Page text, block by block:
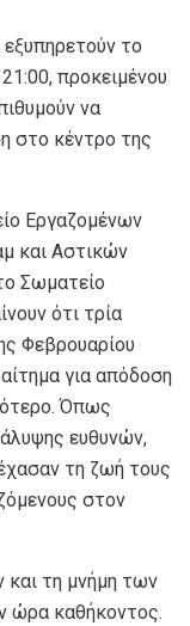
εξυπηρετούν το
προκειμένου
να
στο κέντρο της
Εργαζομένων
και Αστικών
Σωματείο
ότι τρία
Φεβρουαρίου
για απόδοση
Όπως
ευθυνών,
τη ζωή τους
στον
και τη μνήμη των
ώρα καθήκοντος.